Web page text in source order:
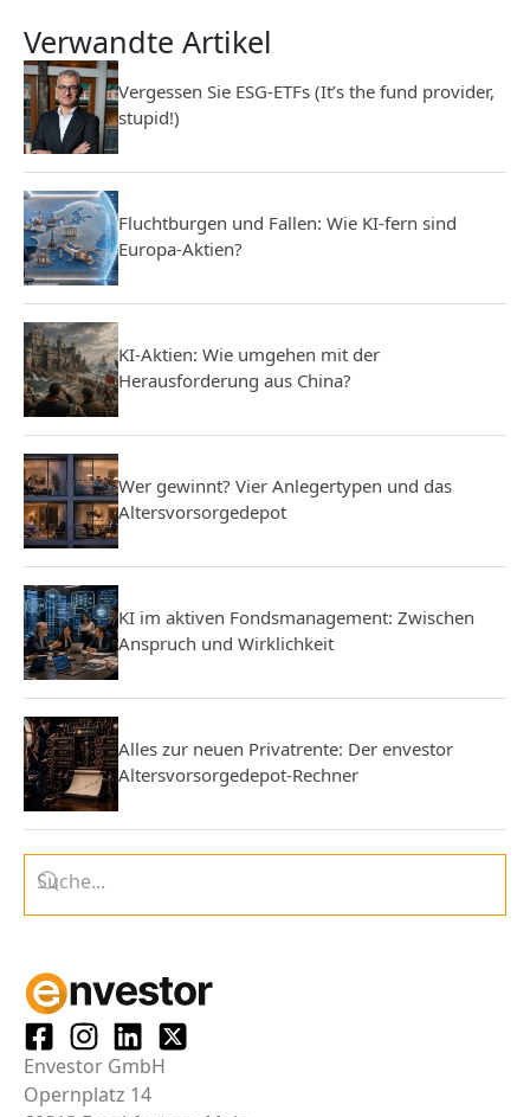
Verwandte Artikel
Vergessen Sie ESG-ETFs (It’s the fund provider,
stupid!)
Fluchtburgen und Fallen: Wie KI-fern sind
Europa-Aktien?
KI-Aktien: Wie umgehen mit der
Herausforderung aus China?
Wer gewinnt? Vier Anlegertypen und das
Altersvorsorgedepot
KI im aktiven Fondsmanagement: Zwischen
Anspruch und Wirklichkeit
Alles zur neuen Privatrente: Der envestor
Altersvorsorgedepot-Rechner
Envestor GmbH
Opernplatz 14